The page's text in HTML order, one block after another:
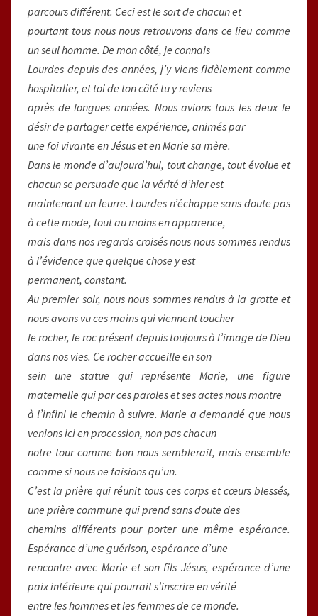
parcours différent. Ceci est le sort de chacun et
pourtant tous nous nous retrouvons dans ce lieu comme
un seul homme. De mon côté, je connais
Lourdes depuis des années, j’y viens fidèlement comme
hospitalier, et toi de ton côté tu y reviens
après de longues années. Nous avions tous les deux le
désir de partager cette expérience, animés par
une foi vivante en Jésus et en Marie sa mère.
Dans le monde d’aujourd’hui, tout change, tout évolue et
chacun se persuade que la vérité d’hier est
maintenant un leurre. Lourdes n’échappe sans doute pas
à cette mode, tout au moins en apparence,
mais dans nos regards croisés nous nous sommes rendus
à l’évidence que quelque chose y est
permanent, constant.
Au premier soir, nous nous sommes rendus à la grotte et
nous avons vu ces mains qui viennent toucher
le rocher, le roc présent depuis toujours à l’image de Dieu
dans nos vies. Ce rocher accueille en son
sein une statue qui représente Marie, une figure
maternelle qui par ces paroles et ses actes nous montre
à l’infini le chemin à suivre. Marie a demandé que nous
venions ici en procession, non pas chacun
notre tour comme bon nous semblerait, mais ensemble
comme si nous ne faisions qu’un.
C’est la prière qui réunit tous ces corps et cœurs blessés,
une prière commune qui prend sans doute des
chemins différents pour porter une même espérance.
Espérance d’une guérison, espérance d’une
rencontre avec Marie et son fils Jésus, espérance d’une
paix intérieure qui pourrait s’inscrire en vérité
entre les hommes et les femmes de ce monde.